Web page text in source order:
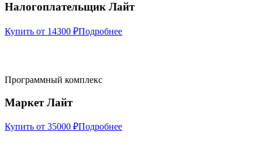
Налогоплательщик Лайт
Купить от 14300 ₽Подробнее
Программный комплекс
Маркет Лайт
Купить от 35000 ₽Подробнее